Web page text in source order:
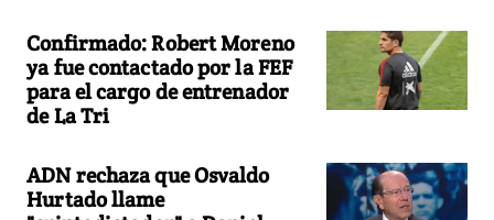
Confirmado: Robert Moreno
ya fue contactado por la FEF
para el cargo de entrenador
de La Tri
ADN rechaza que Osvaldo
Hurtado llame